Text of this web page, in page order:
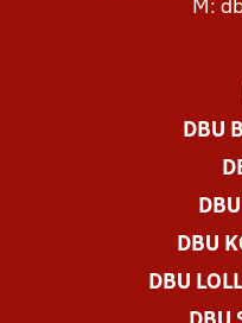
M:
DBU
DBU
DBU